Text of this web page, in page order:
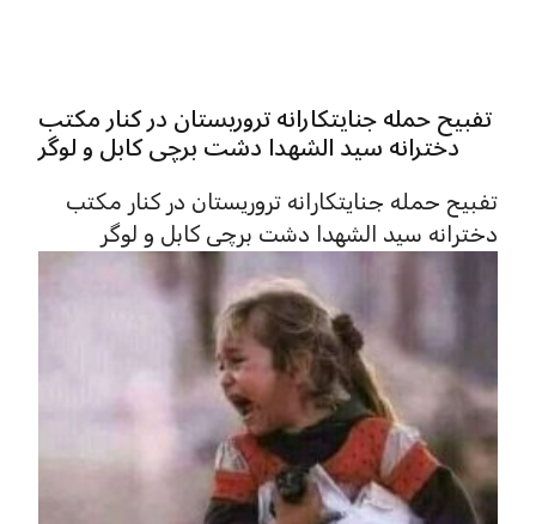
تفبیح حمله جنایتکارانه تروریستان در کنار مکتب
دخترانه سید الشهدا دشت برچی کابل و لوگر
تفبیح حمله جنایتکارانه تروریستان در کنار مکتب
دخترانه سید الشهدا دشت برچی کابل و لوگر